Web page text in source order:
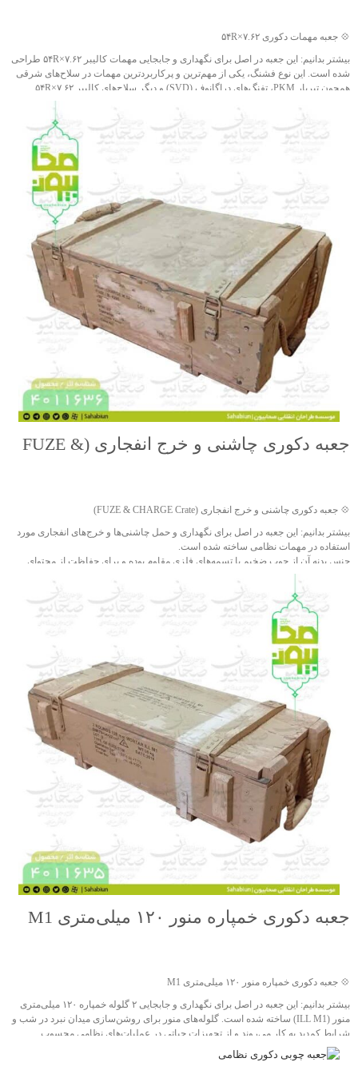
❤️شناسه اثر : 4011634
💠 جعبه مهمات دکوری ۷.۶۲×۵۴R
بیشتر بدانیم: این جعبه در اصل برای نگهداری و جابجایی مهمات کالیبر ۷.۶۲×۵۴R طراحی
شده است. این نوع فشنگ، یکی از مهم‌ترین و پرکاربردترین مهمات در سلاح‌های شرقی
همچون تیربار PKM، تفنگ‌های دراگانوف (SVD) و دیگر سلاح‌های کالیبر ۷.۶۲×۵۴R
جنس بدنه این جعبه از چوب مقاوم بوده و با تسمه‌های فلزی تقویت شده تا در برابر فشار
و ضربه مقاومت بالایی داشته باشد.
ویژگی‌های برجسته این محصول، اصالت تاریخی، طراحی مستحکم و سایز بزرگ آن
است که می‌تواند به‌عنوان یک گزینه چشمگیر برای دکورهای یادگاری، پروژه‌های خاص
❤️ شناسه اثر: 4011633
جعبه دکوری چاشنی و خرج انفجاری (FUZE &
💠 جعبه دکوری چاشنی و خرج انفجاری (FUZE & CHARGE Crate)
بیشتر بدانیم: این جعبه در اصل برای نگهداری و حمل چاشنی‌ها و خرج‌های انفجاری مورد
استفاده در مهمات نظامی ساخته شده است.
جنس بدنه آن از چوب ضخیم با تسمه‌های فلزی مقاوم بوده و برای حفاظت از محتوای
حساس در شرایط میدانی طراحی گردیده است. این نوع جعبه‌ها در ارتش‌ها برای
بسته‌بندی و انتقال ایمن اقلام مهمی همچون چاشنی نارنجک‌ها و خرج پرتابه‌ها به‌کار
می‌رفته است.
ویژگی‌های برجسته این محصول، طراحی مستحکم، اصالت تاریخی و ابعاد خاص آن است
که می‌تواند به‌عنوان یک انتخاب جذاب برای دکورهای یادگاری، پروژه‌های یادبود و
نمایشگاه‌های دفاع مقدس مورد استفاده قرار گیرد.
❤️ شناسه اثر: 4011636
جعبه دکوری خمپاره منور ۱۲۰ میلی‌متری M1
💠 جعبه دکوری خمپاره منور ۱۲۰ میلی‌متری M1
بیشتر بدانیم: این جعبه در اصل برای نگهداری و جابجایی ۲ گلوله خمپاره ۱۲۰ میلی‌متری
منور (ILL M1) ساخته شده است. گلوله‌های منور برای روشن‌سازی میدان نبرد در شب و
شرایط کم‌دید به کار می‌روند و از تجهیزات حیاتی در عملیات‌های نظامی محسوب
می‌شوند.